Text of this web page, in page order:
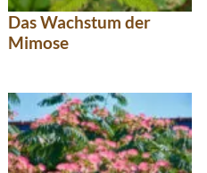
Das Wachstum der
Mimose